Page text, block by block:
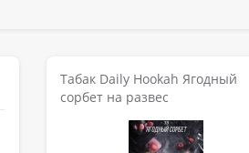
Табак Daily Hookah Ягодный
сорбет на развес